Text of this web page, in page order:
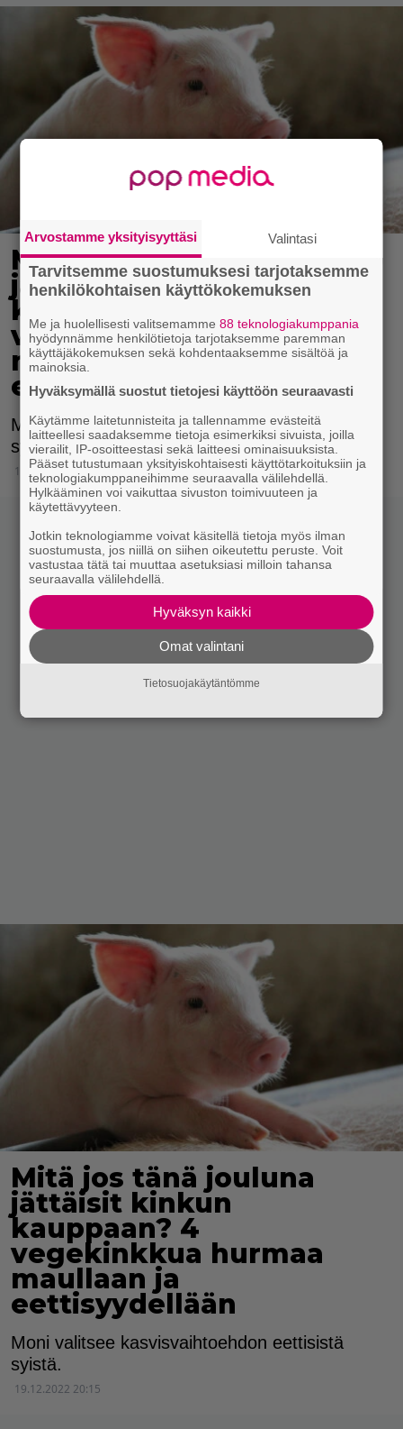
Mitä jos tänä jouluna
jättäisit kinkun
kauppaan? 4
vegekinkkua hurmaa
maullaan ja
eettisyydellään
Moni valitsee kasvisvaihtoehdon eettisistä
syistä.
17.12.2023 12:15
Mitä jos tänä jouluna
jättäisit kinkun
kauppaan? 4
vegekinkkua hurmaa
maullaan ja
eettisyydellään
Moni valitsee kasvisvaihtoehdon eettisistä
syistä.
19.12.2022 20:15
Arvostamme yksityisyyttäsi Valintasi
Tarvitsemme suostumuksesi tarjotaksemme
henkilökohtaisen käyttökokemuksen
Me ja huolellisesti valitsemamme88 teknologiakumppania
hyödynnämme henkilötietoja tarjotaksemme paremman
käyttäjäkokemuksen sekä kohdentaaksemme sisältöä ja
mainoksia.
Hyväksymällä suostut tietojesi käyttöön seuraavasti
Käytämme laitetunnisteita ja tallennamme evästeitä
laitteellesi saadaksemme tietoja esimerkiksi sivuista, joilla
vierailit, IP-osoitteestasi sekä laitteesi ominaisuuksista.
Pääset tutustumaan yksityiskohtaisesti käyttötarkoituksiin ja
teknologiakumppaneihimme seuraavalla välilehdellä.
Hylkääminen voi vaikuttaa sivuston toimivuuteen ja
käytettävyyteen.
Jotkin teknologiamme voivat käsitellä tietoja myös ilman
suostumusta, jos niillä on siihen oikeutettu peruste. Voit
vastustaa tätä tai muuttaa asetuksiasi milloin tahansa
seuraavalla välilehdellä.
Hyväksyn kaikki
Omat valintani
Tietosuojakäytäntömme